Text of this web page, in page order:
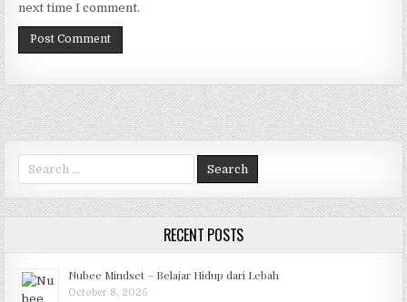
next time I comment.
Search for:
RECENT POSTS
Nubee Mindset – Belajar Hidup dari Lebah
October 8, 2025